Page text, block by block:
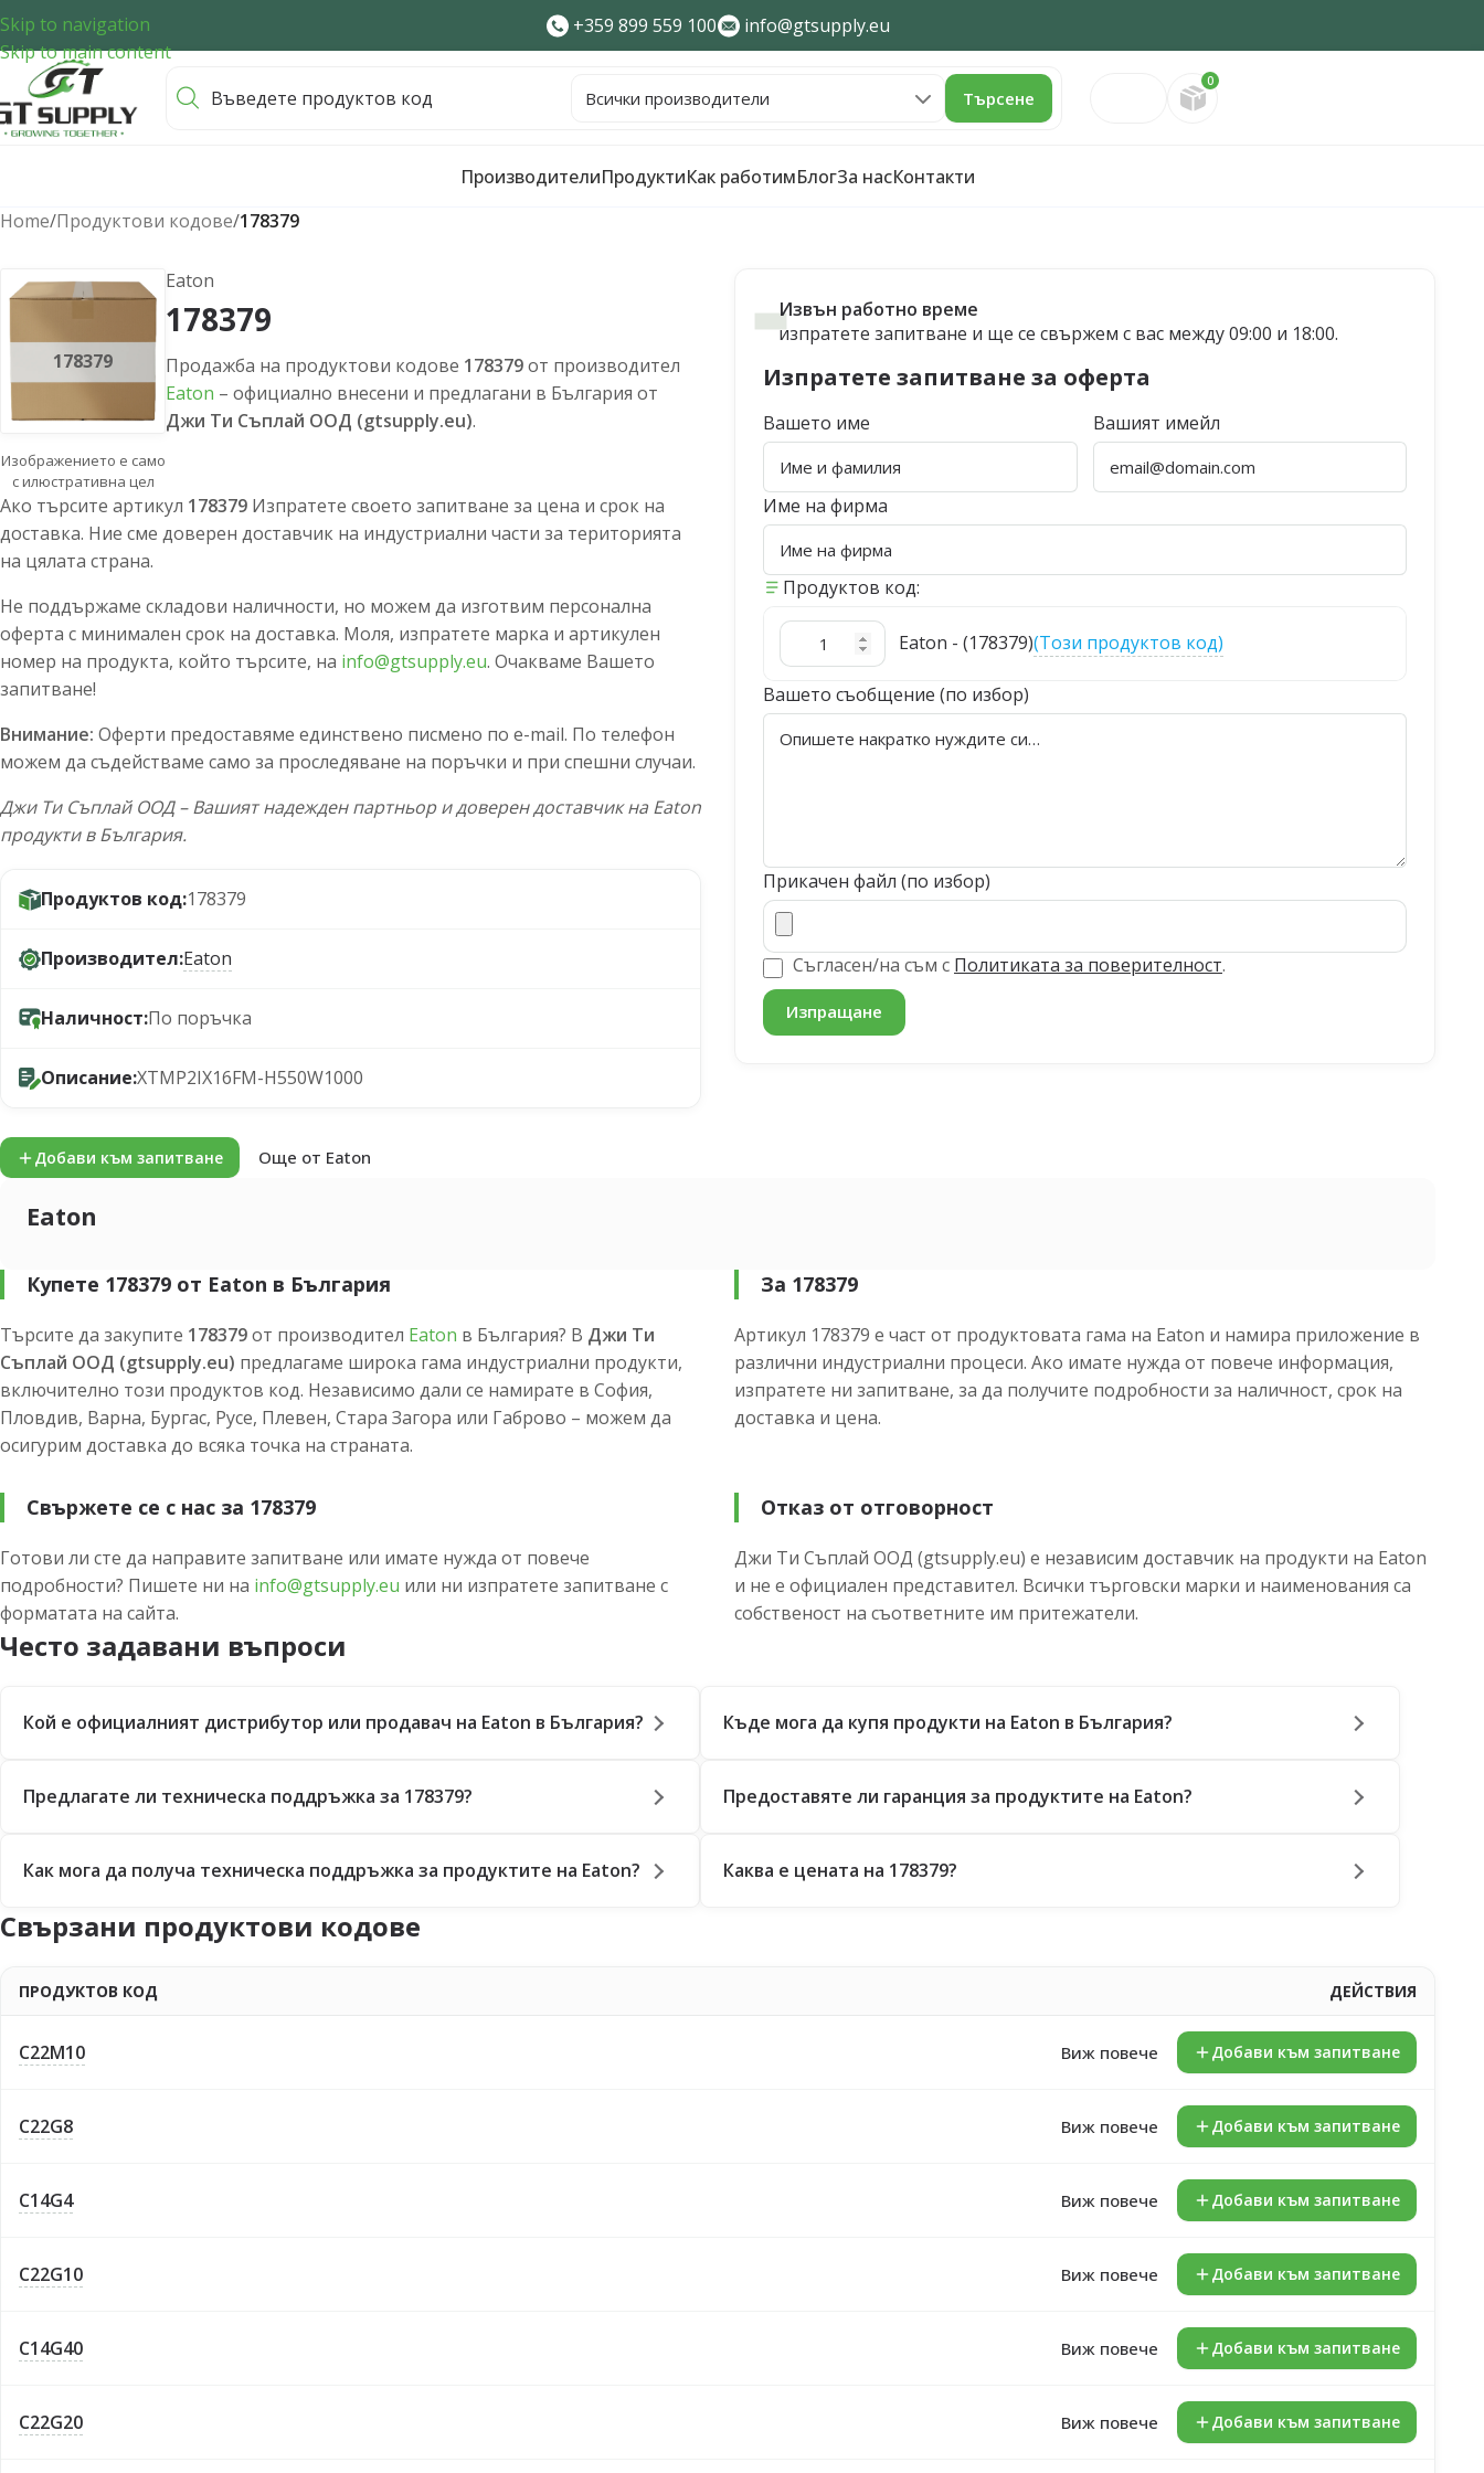
Skip to navigation
Skip to main content
+359 899 559 100 info@gtsupply.eu
Търсене
0
ПроизводителиПродуктиКак работимБлогЗа насКонтакти
Home/Продуктови кодове/178379
178379
Изображението е само
с илюстративна цел
Eaton
178379
Продажба на продуктови кодове 178379от производител
Eaton – официално внесени и предлагани в България от
Джи Ти Съплай ООД (gtsupply.eu).
Ако търсите артикул 178379 Изпратете своето запитване за цена и срок на
доставка. Ние сме доверен доставчик на индустриални части за територията
на цялата страна.
Не поддържаме складови наличности, но можем да изготвим персонална
оферта с минимален срок на доставка. Моля, изпратете марка и артикулен
номер на продукта, който търсите, на info@gtsupply.eu. Очакваме Вашето
запитване!
Внимание: Оферти предоставяме единствено писмено по e-mail. По телефон
можем да съдействаме само за проследяване на поръчки и при спешни случаи.
Джи Ти Съплай ООД – Вашият надежден партньор и доверен доставчик на Eaton
продукти в България.
Продуктов код:178379
Производител:Eaton
Наличност:По поръчка
Описание:XTMP2IX16FM-H550W1000
Добави към запитване Още от Eaton
Извън работно време
изпратете запитване и ще се свържем с вас между 09:00 и 18:00.
Изпратете запитване за оферта
Вашето име Вашият имейл
Име на фирма
Продуктов код:
Eaton - (178379)(Този продуктов код)
Вашето съобщение (по избор)
Прикачен файл (по избор)
Съгласен/на съм с Политиката за поверителност.
Eaton
Купете 178379 от Eaton в България
Търсите да закупите 178379от производител Eaton в България? В Джи Ти
Съплай ООД (gtsupply.eu) предлагаме широка гама индустриални продукти,
включително този продуктов код. Независимо дали се намирате в София,
Пловдив, Варна, Бургас, Русе, Плевен, Стара Загора или Габрово – можем да
осигурим доставка до всяка точка на страната.
За 178379
Артикул 178379 е част от продуктовата гама на Eaton и намира приложение в
различни индустриални процеси. Ако имате нужда от повече информация,
изпратете ни запитване, за да получите подробности за наличност, срок на
доставка и цена.
Свържете се с нас за 178379
Готови ли сте да направите запитване или имате нужда от повече
подробности? Пишете ни на info@gtsupply.eu или ни изпратете запитване с
форматата на сайта.
Отказ от отговорност
Джи Ти Съплай ООД (gtsupply.eu) е независим доставчик на продукти на Eaton
и не е официален представител. Всички търговски марки и наименования са
собственост на съответните им притежатели.
Често задавани въпроси
Кой е официалният дистрибутор или продавач на Eaton в България? Къде мога да купя продукти на Eaton в България?
Предлагате ли техническа поддръжка за 178379? Предоставяте ли гаранция за продуктите на Eaton?
Как мога да получа техническа поддръжка за продуктите на Eaton? Каква е цената на 178379?
Свързани продуктови кодове
ПРОДУКТОВ КОД ДЕЙСТВИЯ
C22M10 Виж повече Добави към запитване
C22G8 Виж повече Добави към запитване
C14G4 Виж повече Добави към запитване
C22G10 Виж повече Добави към запитване
C14G40 Виж повече Добави към запитване
C22G20 Виж повече Добави към запитване